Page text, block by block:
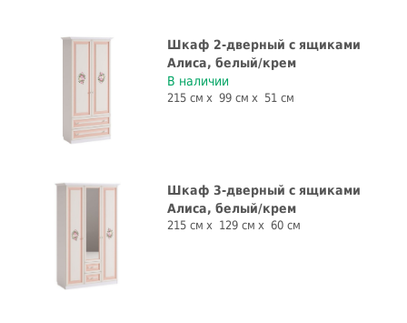
Шкаф 2-дверный с ящиками
Алиса, белый/крем
В наличии
215 см 99 см 51 см
Шкаф 3-дверный с ящиками
Алиса, белый/крем
215 см 129 см 60 см